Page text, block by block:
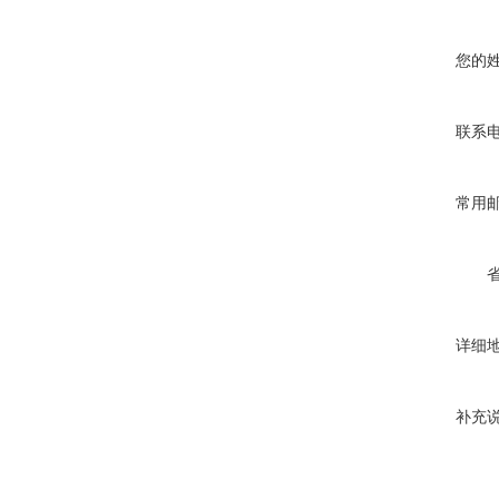
您的
联系
常用
详细
补充